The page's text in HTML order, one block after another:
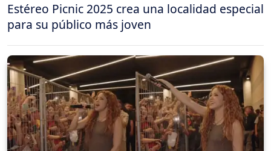
Estéreo Picnic 2025 crea una localidad especial
para su público más joven